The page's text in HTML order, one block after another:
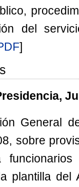
del
]
General
sobre
plantilla del